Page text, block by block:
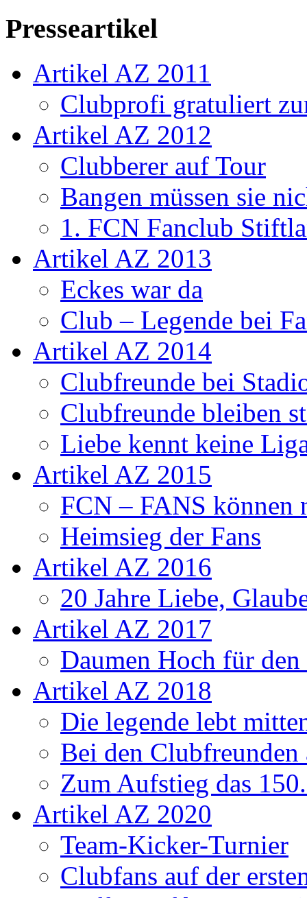
Presseartikel
Artikel AZ 2011
Clubprofi gratuliert
Artikel AZ 2012
Clubberer auf Tour
Bangen müssen sie
1. FCN Fanclub
Artikel AZ 2013
Eckes war da
Club – Legende bei
Artikel AZ 2014
Clubfreunde bei
Clubfreunde bleiben
Liebe kennt keine
Artikel AZ 2015
FCN – FANS können
Heimsieg der Fans
Artikel AZ 2016
20 Jahre Liebe,
Artikel AZ 2017
Daumen Hoch für
Artikel AZ 2018
Die legende lebt
Bei den
Zum Aufstieg das
Artikel AZ 2020
Team-Kicker-Turnier
Clubfans auf der